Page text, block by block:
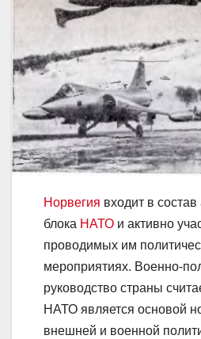
Норвегия входит в состав
блока НАТО и активно
проводимых им
мероприятиях. Военно-
руководство страны
НАТО является основой
внешней и военной